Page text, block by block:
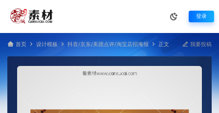
登录
首页 设计模板 抖音/京东/美团点评/淘宝店招海报 正文 我要投稿